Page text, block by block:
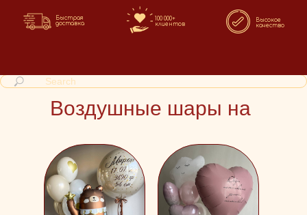
Быстрая
доставка
100 000+
клиентов
Высокое
качество
Воздушные шары на